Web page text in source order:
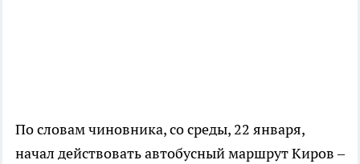
По словам чиновника, со среды, 22 января,
начал действовать автобусный маршрут Киров –